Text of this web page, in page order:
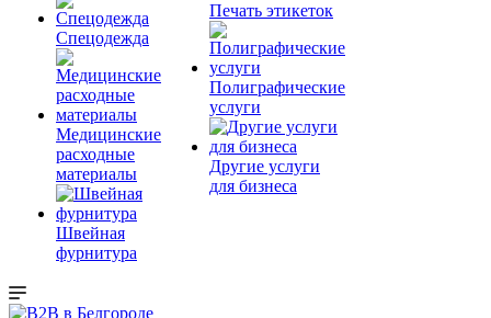
Спецодежда
Медицинские
расходные
материалы
Швейная
фурнитура
Печать этикеток
Полиграфические
услуги
Другие услуги
для бизнеса